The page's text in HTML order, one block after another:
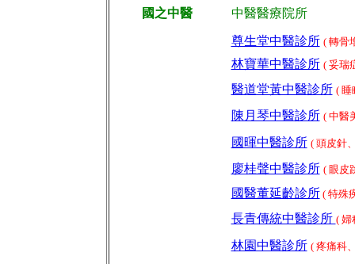
國之中醫 中醫醫療院所
尊生堂中醫診所 ( 轉骨
林寶華中醫診所 ( 妥瑞
醫道堂黃中醫診所 ( 睡
陳月琴中醫診所 (中醫
國暉中醫診所 ( 頭皮針
廖桂聲中醫診所 ( 眼皮
國醫董延齡診所( 特殊
長青傳統中醫診所 ( 婦
林園中醫診所 ( 疼痛科